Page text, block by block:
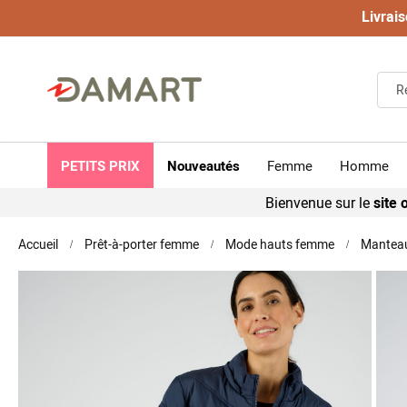
PETITS PRIX Nouveautés Femme Homme
Bienvenue sur lesite
Accueil Prêt-à-porter femme Mode hauts femme